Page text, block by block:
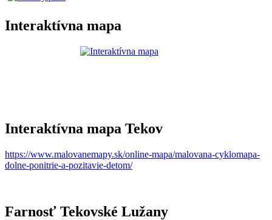
Interaktívna mapa
Interaktívna mapa Tekov
https://www.malovanemapy.sk/online-mapa/malovana-cyklomapa-
dolne-ponitrie-a-pozitavie-detom/
Farnosť Tekovské Lužany